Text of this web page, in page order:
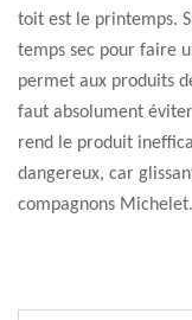
toit est le printemps.
temps sec pour faire
permet aux produits
faut absolument
rend le produit
dangereux, car
compagnons Michelet.